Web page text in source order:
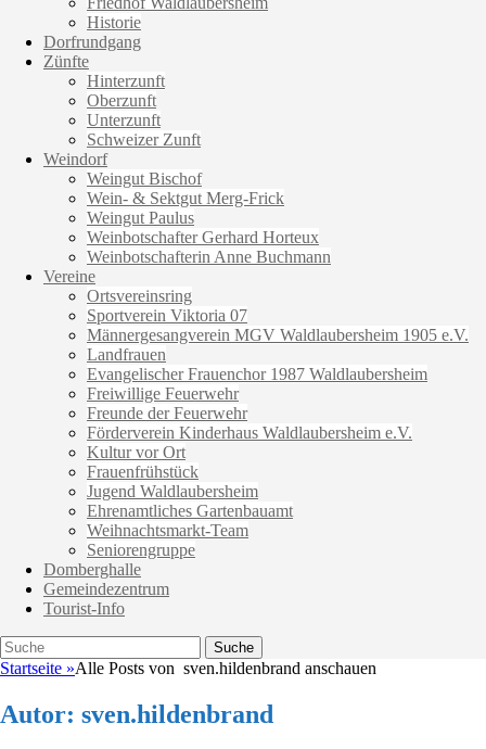
Historie
Dorfrundgang
Zünfte
Hinterzunft
Oberzunft
Unterzunft
Schweizer Zunft
Weindorf
Weingut Bischof
Wein- & Sektgut Merg-Frick
Weingut Paulus
Weinbotschafter Gerhard Horteux
Weinbotschafterin Anne Buchmann
Vereine
Ortsvereinsring
Sportverein Viktoria 07
Männergesangverein MGV Waldlaubersheim 1905 e.V.
Landfrauen
Evangelischer Frauenchor 1987 Waldlaubersheim
Freiwillige Feuerwehr
Freunde der Feuerwehr
Förderverein Kinderhaus Waldlaubersheim e.V.
Kultur vor Ort
Frauenfrühstück
Jugend Waldlaubersheim
Ehrenamtliches Gartenbauamt
Weihnachtsmarkt-Team
Seniorengruppe
Domberghalle
Gemeindezentrum
Tourist-Info
Suche
Suche
nach:
Startseite »Alle Posts von sven.hildenbrand anschauen
Autor: sven.hildenbrand